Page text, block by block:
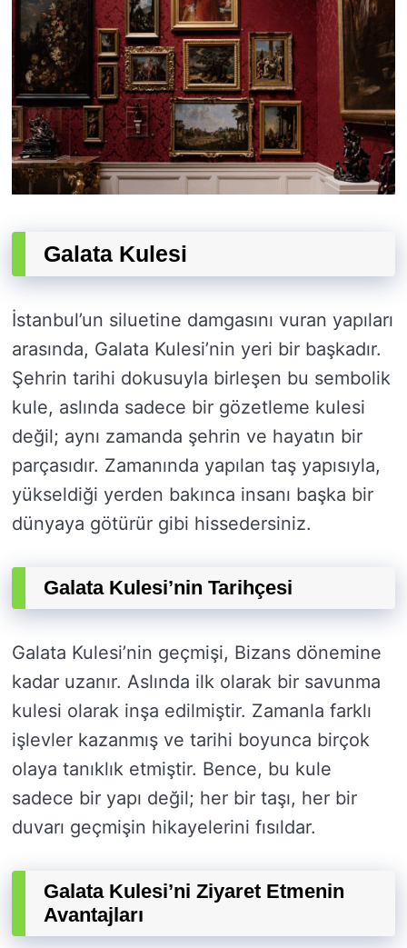
Galata Kulesi
İstanbul’un siluetine damgasını vuran yapıları
arasında, Galata Kulesi’nin yeri bir başkadır.
Şehrin tarihi dokusuyla birleşen bu sembolik
kule, aslında sadece bir gözetleme kulesi
değil; aynı zamanda şehrin ve hayatın bir
parçasıdır. Zamanında yapılan taş yapısıyla,
yükseldiği yerden bakınca insanı başka bir
dünyaya götürür gibi hissedersiniz.
Galata Kulesi’nin Tarihçesi
Galata Kulesi’nin geçmişi, Bizans dönemine
kadar uzanır. Aslında ilk olarak bir savunma
kulesi olarak inşa edilmiştir. Zamanla farklı
işlevler kazanmış ve tarihi boyunca birçok
olaya tanıklık etmiştir. Bence, bu kule
sadece bir yapı değil; her bir taşı, her bir
duvarı geçmişin hikayelerini fısıldar.
Galata Kulesi’ni Ziyaret Etmenin
Avantajları